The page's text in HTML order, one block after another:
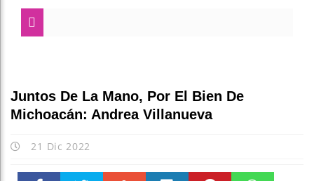
Juntos De La Mano, Por El Bien De
Michoacán: Andrea Villanueva
21 Dic 2022